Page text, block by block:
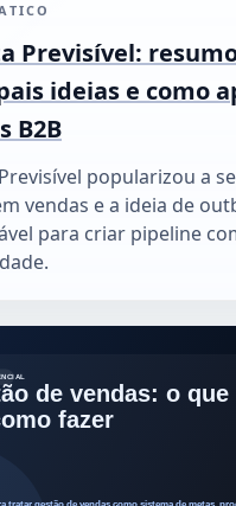
Previsível:
ideias e como
B2B
popularizou a
vendas e a ideia de
para criar pipeline